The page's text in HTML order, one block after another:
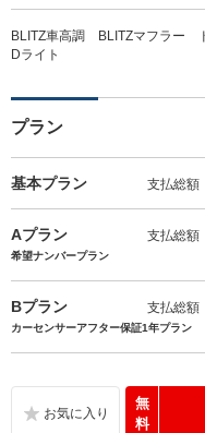
BLITZ車高調 BLITZマフラー
Dライト
プラン
基本プラン 支払総額
Aプラン 支払総額
希望ナンバープラン
Bプラン 支払総額
カーセンサーアフター保証1年プラン
無
料